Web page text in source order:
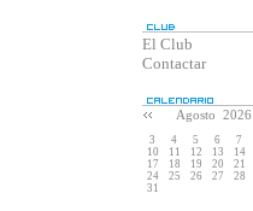
El Club
Contactar
Agosto 2026
3
4 5 6 7
10
11 12 13 14
17
18 19 20 21
24
25 26 27 28
31